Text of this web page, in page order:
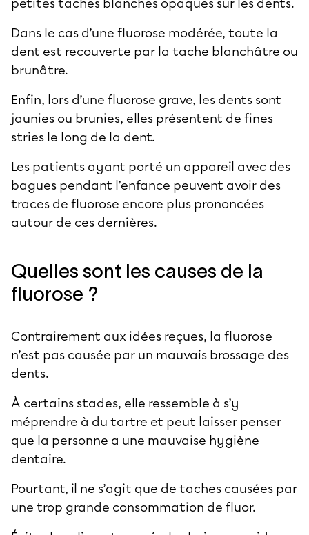
petites taches blanches opaques sur les dents.
Dans le cas d’une fluorose modérée, toute la
dent est recouverte par la tache blanchâtre ou
brunâtre.
Enfin, lors d’une fluorose grave, les dents sont
jaunies ou brunies, elles présentent de fines
stries le long de la dent.
Les patients ayant porté un appareil avec des
bagues pendant l’enfance peuvent avoir des
traces de fluorose encore plus prononcées
autour de ces dernières.
Quelles sont les causes de la
fluorose ?
Contrairement aux idées reçues, la fluorose
n’est pas causée par un mauvais brossage des
dents.
À certains stades, elle ressemble à s’y
méprendre à du tartre et peut laisser penser
que la personne a une mauvaise hygiène
dentaire.
Pourtant, il ne s’agit que de taches causées par
une trop grande consommation de fluor.